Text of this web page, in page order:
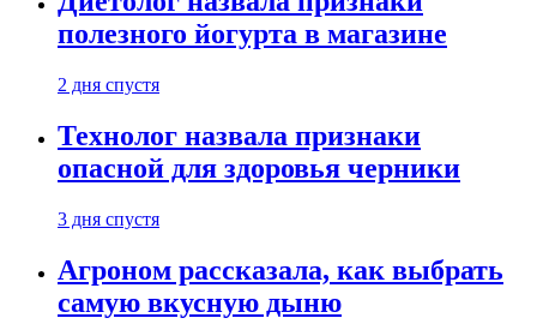
полезного йогурта в магазине
2 дня спустя
Технолог назвала признаки
опасной для здоровья черники
3 дня спустя
Агроном рассказала, как выбрать
самую вкусную дыню